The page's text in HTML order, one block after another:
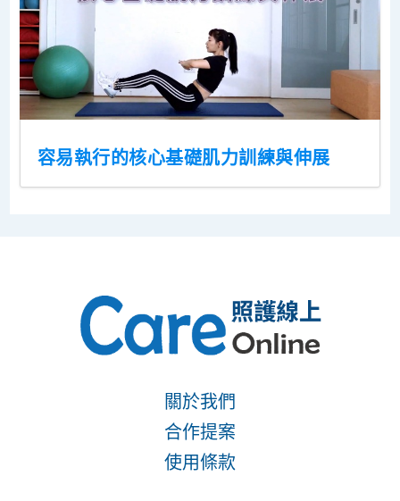
容易執行的核心基礎肌力訓練與伸展
關於我們
合作提案
使用條款